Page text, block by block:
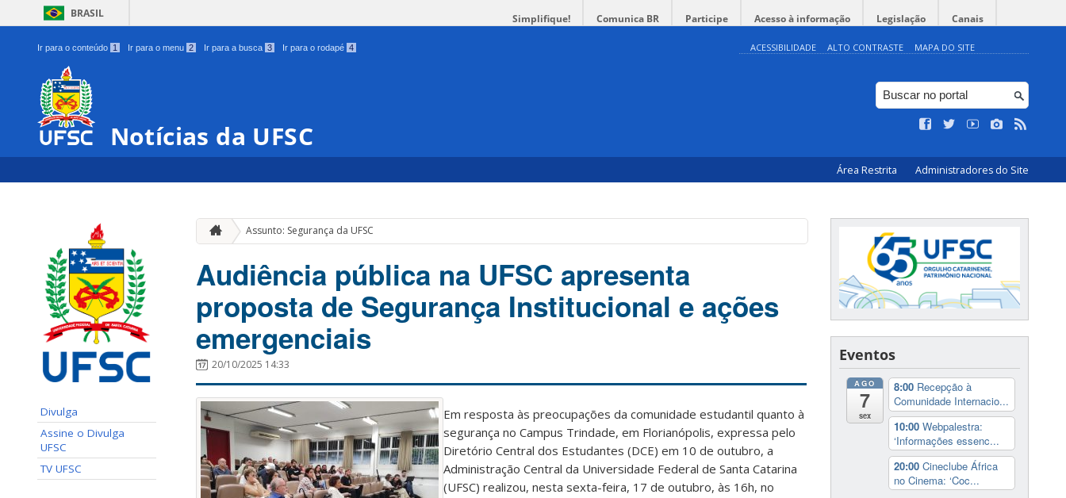
BRASIL Simplifique! Comunica BR Participe Acesso à informação Legislação Canais
Ir para o conteúdo 1 Ir para o menu 2 Ir para a busca 3 Ir para o rodapé 4 ACESSIBILIDADE ALTO CONTRASTE MAPA DO SITE
Notícias da UFSC
Área Restrita Administradores do Site
Divulga
Assine o Divulga
UFSC
TV UFSC
Assunto: Segurança da UFSC
Audiência pública na UFSC apresenta
proposta de Segurança Institucional e ações
emergenciais
20/10/2025 14:33
Em resposta às preocupações da comunidade estudantil quanto à
segurança no Campus Trindade, em Florianópolis, expressa pelo
Diretório Central dos Estudantes (DCE) em 10 de outubro, a
Administração Central da Universidade Federal de Santa Catarina
(UFSC) realizou, nesta sexta-feira, 17 de outubro, às 16h, no
Eventos
AGO
7
sex
8:00 Recepção à
Comunidade Internacio...
10:00 Webpalestra:
‘Informações essenc...
20:00 Cineclube África
no Cinema: ‘Coc...